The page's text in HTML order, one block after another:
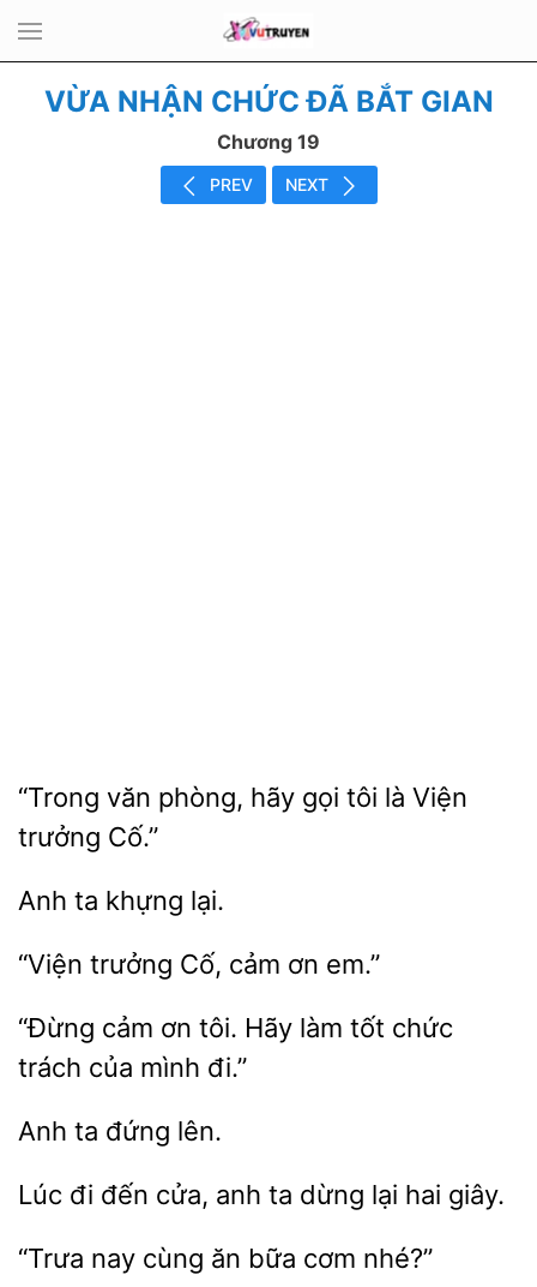
VỪA NHẬN CHỨC ĐÃ BẮT GIAN
Chương 19
PREV NEXT
“Trong văn phòng,
là Viện
trưởng Cố.”
ta
“Viện trưởng ơn
“Đừng cảm tôi. Hãy
tốt chức
trách
mình đi.”
lên.
đi đến cửa, anh ta hai giây.
“Trưa cùng bữa cơm